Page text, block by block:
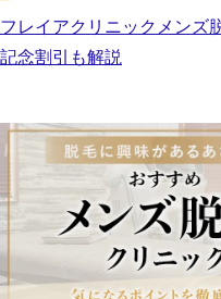
フレイアクリニックメンズ
記念割引も解説